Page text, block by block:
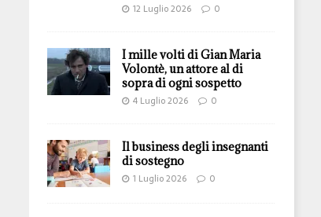
12 Luglio 2026 0
I mille volti di Gian Maria
Volontè, un attore al di
sopra di ogni sospetto
4 Luglio 2026 0
Il business degli insegnanti
di sostegno
1 Luglio 2026 0